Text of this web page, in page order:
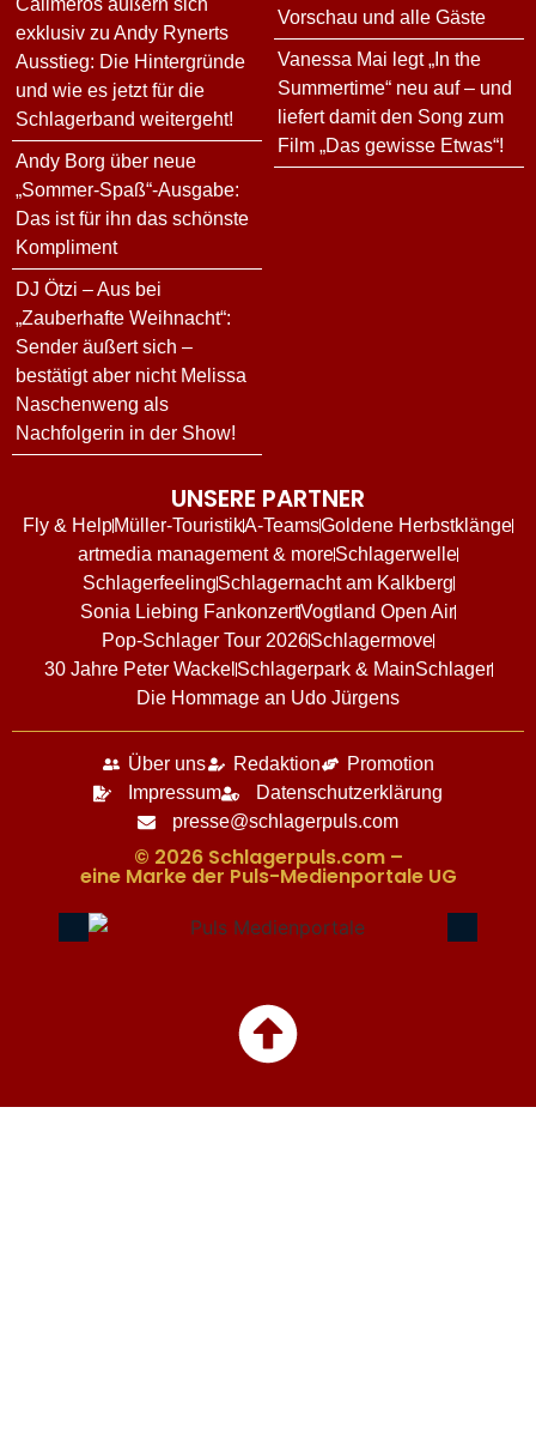
Calimeros äußern sich
exklusiv zu Andy Rynerts
Ausstieg: Die Hintergründe
und wie es jetzt für die
Schlagerband weitergeht!
Andy Borg über neue
„Sommer-Spaß“-Ausgabe:
Das ist für ihn das schönste
Kompliment
DJ Ötzi – Aus bei
„Zauberhafte Weihnacht“:
Sender äußert sich –
bestätigt aber nicht Melissa
Naschenweng als
Nachfolgerin in der Show!
Vorschau und alle Gäste
Vanessa Mai legt „In the
Summertime“ neu auf – und
liefert damit den Song zum
Film „Das gewisse Etwas“!
UNSERE PARTNER
Fly & HelpMüller-TouristikA-TeamsGoldene Herbstklänge
artmedia management & moreSchlagerwelle
SchlagerfeelingSchlagernacht am Kalkberg
Sonia Liebing FankonzertVogtland Open Air
Pop-Schlager Tour 2026Schlagermove
30 Jahre Peter Wackel Schlagerpark & MainSchlager
Die Hommage an Udo Jürgens
Über uns Redaktion
Promotion
Impressum
Datenschutzerklärung
presse@schlagerpuls.com
© 2026 Schlagerpuls.com –
eine Marke der Puls-Medienportale UG​